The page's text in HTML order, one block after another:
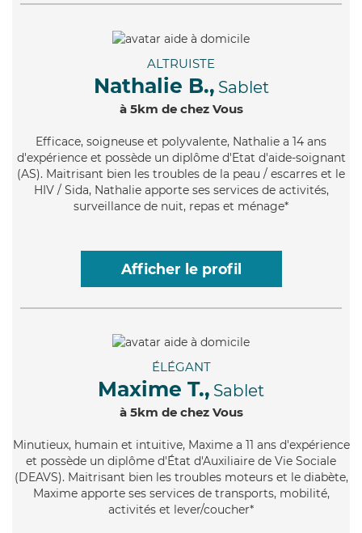
ALTRUISTE
Nathalie B., Sablet
à 5km de chez Vous
Efficace, soigneuse et polyvalente, Nathalie a 14 ans
d'expérience et possède un diplôme d'Etat d'aide-soignant
(AS). Maitrisant bien les troubles de la peau / escarres et le
HIV / Sida, Nathalie apporte ses services de activités,
surveillance de nuit, repas et ménage*
Afficher le profil
ÉLÉGANT
Maxime T., Sablet
à 5km de chez Vous
Minutieux, humain et intuitive, Maxime a 11 ans d'expérience
et possède un diplôme d'État d'Auxiliaire de Vie Sociale
(DEAVS). Maitrisant bien les troubles moteurs et le diabète,
Maxime apporte ses services de transports, mobilité,
activités et lever/coucher*